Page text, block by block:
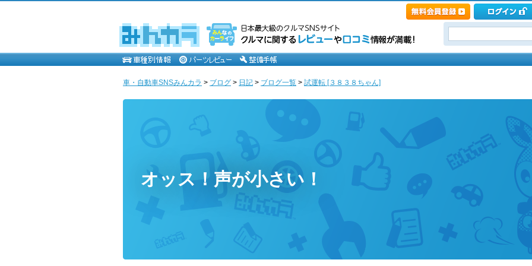
車・自動車SNSみんカラ > ブログ > 日記 > ブログ一覧 > 試運転 [３８３８ちゃん]
オッス！声が小さい！